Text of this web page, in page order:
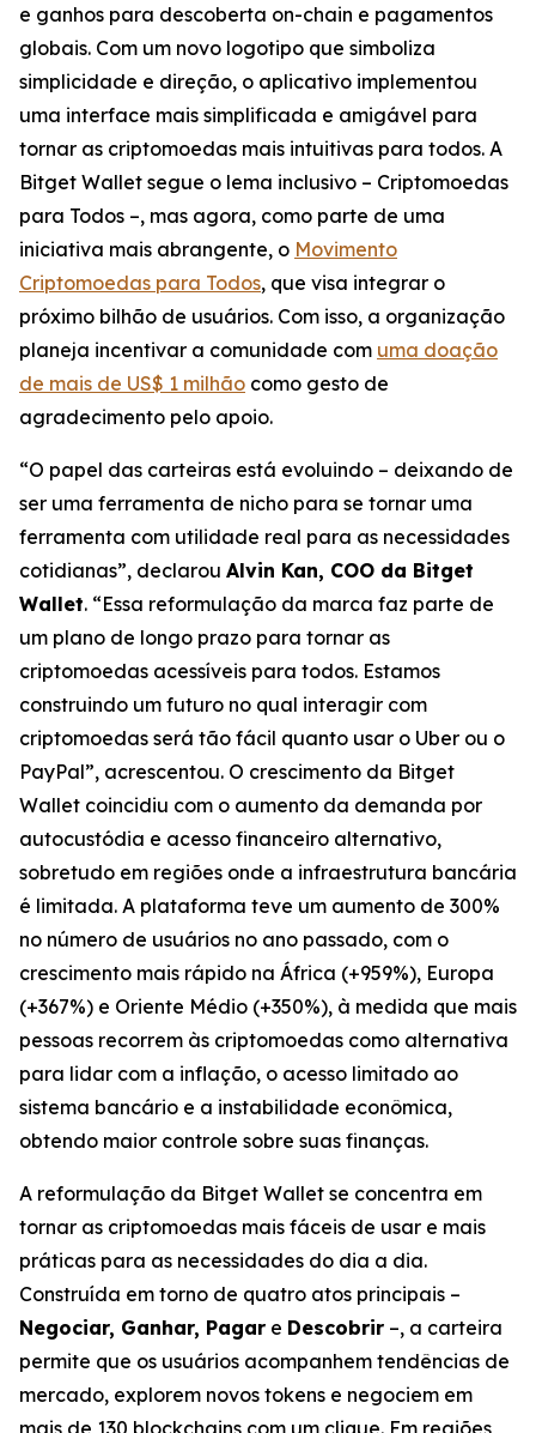
e ganhos para descoberta on-chain e pagamentos
globais. Com um novo logotipo que simboliza
simplicidade e direção, o aplicativo implementou
uma interface mais simplificada e amigável para
tornar as criptomoedas mais intuitivas para todos. A
Bitget Wallet segue o lema inclusivo – Criptomoedas
para Todos –, mas agora, como parte de uma
iniciativa mais abrangente, o Movimento
Criptomoedas para Todos, que visa integrar o
próximo bilhão de usuários. Com isso, a organização
planeja incentivar a comunidade com uma doação
de mais de US$ 1 milhão como gesto de
agradecimento pelo apoio.
“O papel das carteiras está evoluindo – deixando de
ser uma ferramenta de nicho para se tornar uma
ferramenta com utilidade real para as necessidades
cotidianas”, declarou Alvin Kan, COO da Bitget
Wallet. “Essa reformulação da marca faz parte de
um plano de longo prazo para tornar as
criptomoedas acessíveis para todos. Estamos
construindo um futuro no qual interagir com
criptomoedas será tão fácil quanto usar o Uber ou o
PayPal”, acrescentou. O crescimento da Bitget
Wallet coincidiu com o aumento da demanda por
autocustódia e acesso financeiro alternativo,
sobretudo em regiões onde a infraestrutura bancária
é limitada. A plataforma teve um aumento de 300%
no número de usuários no ano passado, com o
crescimento mais rápido na África (+959%), Europa
(+367%) e Oriente Médio (+350%), à medida que mais
pessoas recorrem às criptomoedas como alternativa
para lidar com a inflação, o acesso limitado ao
sistema bancário e a instabilidade econômica,
obtendo maior controle sobre suas finanças.
A reformulação da Bitget Wallet se concentra em
tornar as criptomoedas mais fáceis de usar e mais
práticas para as necessidades do dia a dia.
Construída em torno de quatro atos principais –
Negociar, Ganhar, Pagar e Descobrir –, a carteira
permite que os usuários acompanhem tendências de
mercado, explorem novos tokens e negociem em
mais de 130 blockchains com um clique. Em regiões